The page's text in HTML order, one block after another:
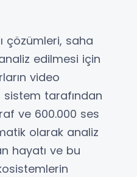
çözümleri, saha
edilmesi için
video
sistem tarafından
ve 600.000 ses
olarak analiz
hayatı ve bu